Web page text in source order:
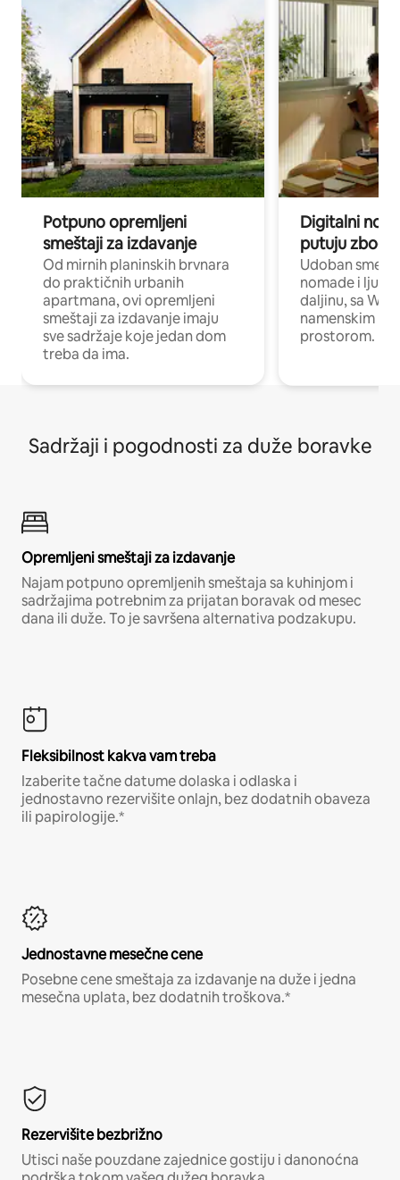
Potpuno opremljeni
smeštaji za izdavanje
Od mirnih planinskih brvnara
do praktičnih urbanih
apartmana, ovi opremljeni
smeštaji za izdavanje imaju
sve sadržaje koje jedan dom
treba da ima.
Digitalni
putuju zbog
Udoban
nomade i ljude
daljinu, sa Wi-
namenskim
prostorom.
Sadržaji i pogodnosti za duže boravke
Opremljeni smeštaji za izdavanje
Najam potpuno opremljenih smeštaja sa kuhinjom i
sadržajima potrebnim za prijatan boravak od mesec
dana ili duže. To je savršena alternativa podzakupu.
Fleksibilnost kakva vam treba
Izaberite tačne datume dolaska i odlaska i
jednostavno rezervišite onlajn, bez dodatnih obaveza
ili papirologije.*
Jednostavne mesečne cene
Posebne cene smeštaja za izdavanje na duže i jedna
mesečna uplata, bez dodatnih troškova.*
Rezervišite bezbrižno
Utisci naše pouzdane zajednice gostiju i danonoćna